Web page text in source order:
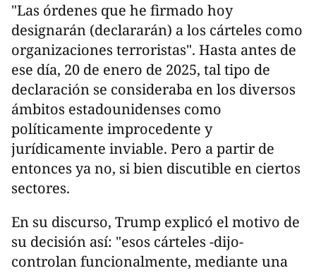
"Las órdenes que he firmado hoy
designarán (declararán) a los cárteles como
organizaciones terroristas". Hasta antes de
ese día, 20 de enero de 2025, tal tipo de
declaración se consideraba en los diversos
ámbitos estadounidenses como
políticamente improcedente y
jurídicamente inviable. Pero a partir de
entonces ya no, si bien discutible en ciertos
sectores.
En su discurso, Trump explicó el motivo de
su decisión así: "esos cárteles -dijo-
controlan funcionalmente, mediante una